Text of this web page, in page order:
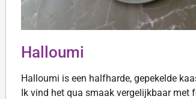
Halloumi
Halloumi is een halfharde, gepekelde
Ik vind het qua smaak vergelijkbaar met